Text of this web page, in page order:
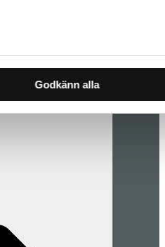
Godkänn alla